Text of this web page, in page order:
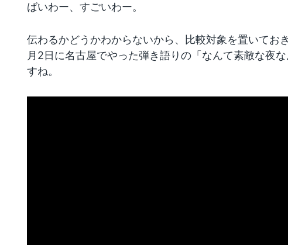
ばいわー、すごいわー。
伝わるかどうかわからないから、比較対象を置いてお
月2日に名古屋でやった弾き語りの「なんて素敵な夜
すね。